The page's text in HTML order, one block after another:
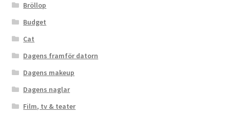
Bröllop
Budget
Cat
Dagens framför datorn
Dagens makeup
Dagens naglar
Film, tv & teater